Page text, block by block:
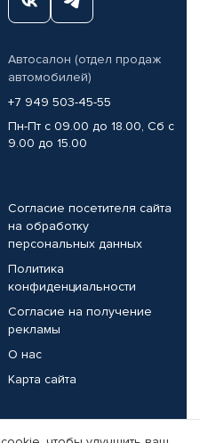
Автосалон (отдел продаж
автомобилей)
+7 949 503-45-55
Пн-Пт с 09.00 до 18.00, Сб с
9.00 до 15.00
Согласие посетителя сайта
на обработку
персональных данных
Политика
конфиденциальности
Согласие на получение
рекламы
О нас
Карта сайта